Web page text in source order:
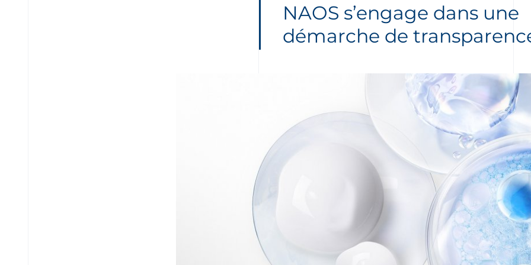
NAOS s’engage dans une
démarche de